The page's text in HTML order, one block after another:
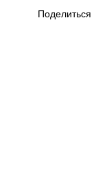
Поделиться